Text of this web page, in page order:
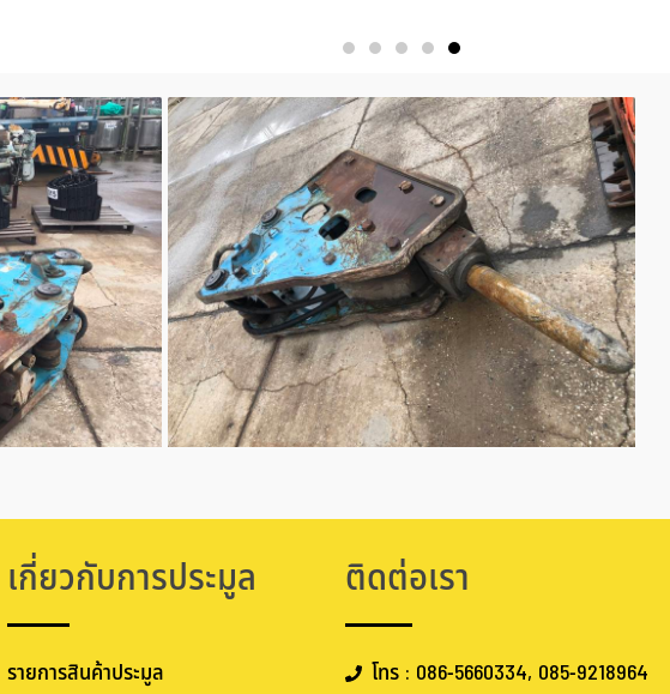
เกี่ยวกับการประมูล
รายการสินค้าประมูล
ปฏิทินประมูล
ขั้นตอนการประมูล
ประมูลออนไลน์
ติดต่อเรา
โทร : 086-5660334, 085-9218964
โทร : 02-312-6960, 02-740-7990
อีเมล :